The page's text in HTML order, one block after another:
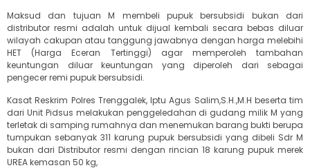
Maksud dan tujuan M membeli pupuk bersubsidi bukan dari
distributor resmi adalah untuk dijual kembali secara bebas diluar
wilayah cakupan atau tanggung jawabnya dengan harga melebihi
HET (Harga Eceran Tertinggi) agar memperoleh tambahan
keuntungan diluar keuntungan yang diperoleh dari sebagai
pengecer remi pupuk bersubsidi.
Kasat Reskrim Polres Trenggalek, Iptu Agus Salim,S.H.,M.H beserta tim
dari Unit Pidsus melakukan penggeledahan di gudang milik M yang
terletak di samping rumahnya dan menemukan barang bukti berupa
tumpukan sebanyak 311 karung pupuk bersubsidi yang dibeli Sdr M
bukan dari Distributor resmi dengan rincian 18 karung pupuk merek
UREA kemasan 50 kg,